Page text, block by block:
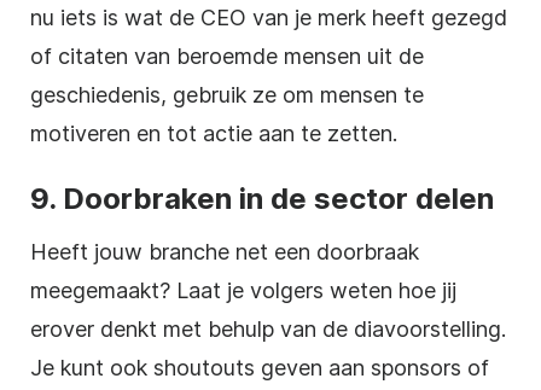
nu iets is wat de CEO van je merk heeft gezegd
of citaten van beroemde mensen uit de
geschiedenis, gebruik ze om mensen te
motiveren en tot actie aan te zetten.
9. Doorbraken in de sector delen
Heeft jouw branche net een doorbraak
meegemaakt? Laat je volgers weten hoe jij
erover denkt met behulp van de diavoorstelling.
Je kunt ook shoutouts geven aan sponsors of